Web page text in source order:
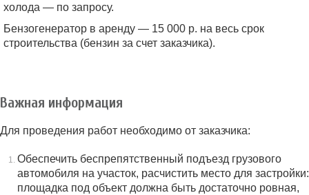
холода — по запросу.
Бензогенератор в аренду — 15 000 р. на весь срок
строительства (бензин за счет заказчика).
Важная информация
Для проведения работ необходимо от заказчика:
Обеспечить беспрепятственный подъезд грузового
автомобиля на участок, расчистить место для застройки:
площадка под объект должна быть достаточно ровная,